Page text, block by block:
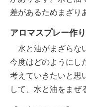
差があるためまざり
アロマスプレー作
水と油がまざらな
今度はどのようにし
考えていきたいと思
して、水と油をまぜ